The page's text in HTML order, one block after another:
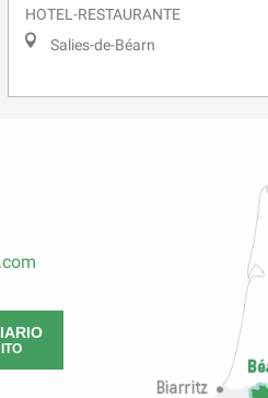
HOTEL-RESTAURANTE
Salies-de-Béarn